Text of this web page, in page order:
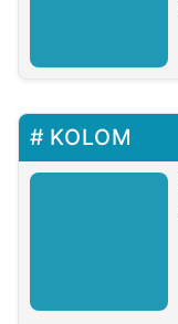
KOLOM